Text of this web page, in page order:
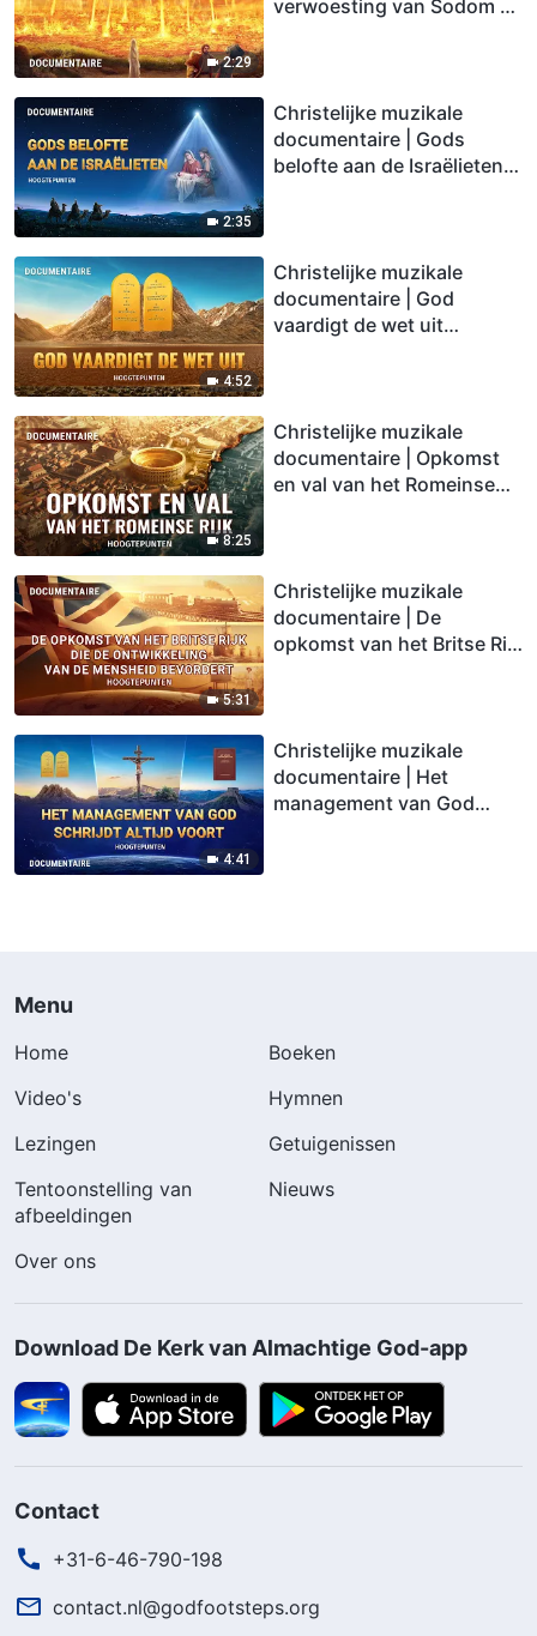
2:29
verwoesting van Sodom en
2:35
Christelijke muzikale
documentaire | Gods
belofte aan de Israëlieten
4:52
Christelijke muzikale
documentaire | God
vaardigt de wet uit
8:25
Christelijke muzikale
documentaire | Opkomst
en val van het Romeinse
5:31
Christelijke muzikale
documentaire | De
opkomst van het Britse Rijk
4:41
Christelijke muzikale
documentaire | Het
management van God
Menu
Home
Boeken
Video's
Hymnen
Lezingen
Getuigenissen
Tentoonstelling van
afbeeldingen
Nieuws
Over ons
Download De Kerk van Almachtige God-app
Contact
+31-6-46-790-198
contact.nl@godfootsteps.org